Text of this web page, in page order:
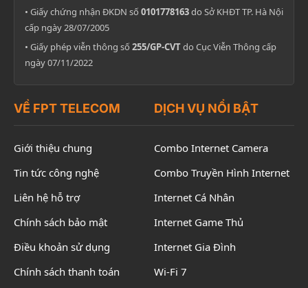
• Giấy chứng nhận ĐKDN số 0101778163do Sở KHĐT TP. Hà Nội
cấp ngày 28/07/2005
• Giấy phép viễn thông số 255/GP-CVTdo Cục Viễn Thông cấp
ngày 07/11/2022
VỀ FPT TELECOM
Giới thiệu chung
Tin tức công nghệ
Liên hệ hỗ trợ
Chính sách bảo mật
Điều khoản sử dụng
Chính sách thanh toán
DỊCH VỤ NỔI BẬT
Combo Internet Camera
Combo Truyền Hình Internet
Internet Cá Nhân
Internet Game Thủ
Internet Gia Đình
Wi-Fi 7